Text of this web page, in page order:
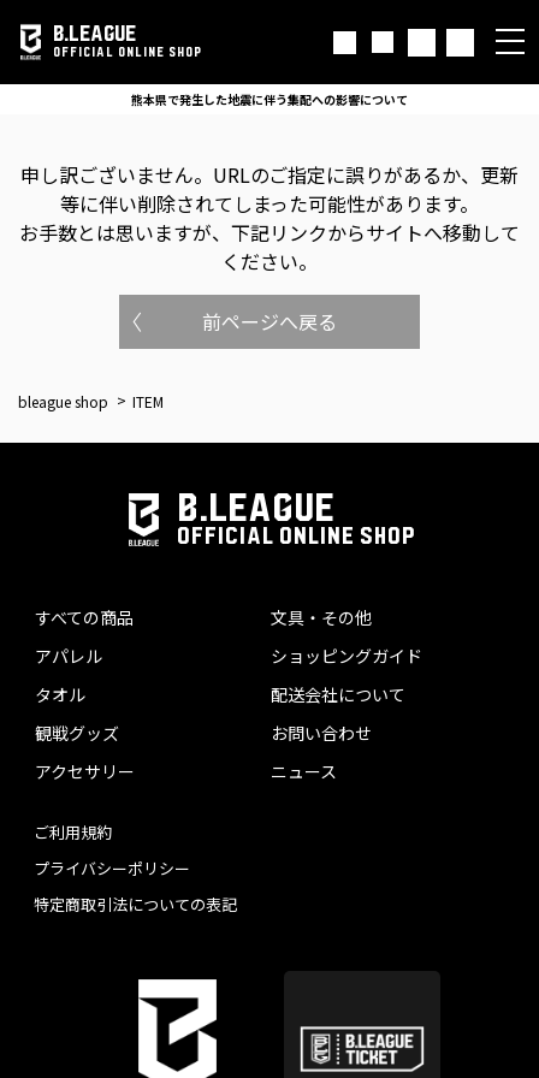
B.LEAGUE
OFFICIAL ONLINE SHOP
熊本県で発生した地震に伴う集配への影響について
申し訳ございません。 URLのご指定に誤りがあるか、更新
等に伴い削除されてしまった可能性があります。
お手数とは思いますが、下記リンクからサイトへ移動して
ください。
前ページへ戻る
bleague shop ITEM
B.LEAGUE
OFFICIAL ONLINE SHOP
すべての商品
アパレル
タオル
観戦グッズ
アクセサリー
文具・その他
ショッピングガイド
配送会社について
お問い合わせ
ニュース
ご利用規約
プライバシーポリシー
特定商取引法についての表記